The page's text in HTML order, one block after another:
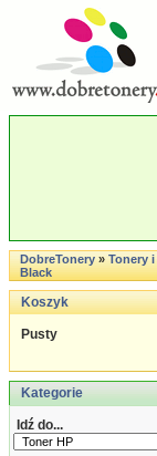
DobreTonery»Tonery
Black
Koszyk
Pusty
Kategorie
Idź do...